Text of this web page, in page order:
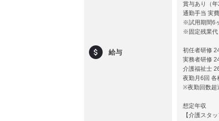
給与
賞与あり（
通勤手当 実
※試用期間6
※固定残業代
初任者研修
実務者研修
介護福祉士
夜勤月6回 各
※夜勤回数超
想定年収
【介護スタ